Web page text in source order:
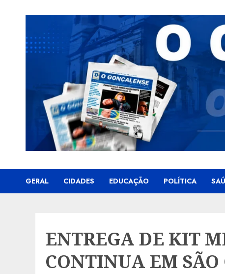
GERAL CIDADES EDUCAÇÃO POLÍTICA
ENTREGA DE KIT
CONTINUA EM SÃO